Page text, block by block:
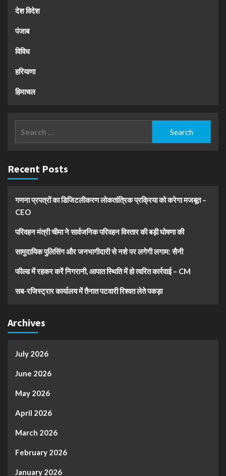
देश विदेश
पंजाब
विविध
हरियाणा
हिमाचल
Recent Posts
गणना प्रपत्रों का डिजिटलीकरण लोकतांत्रिक प्रक्रिया को करेगा मजबूत –
CEO
परिवहन मंत्री चीमा ने सार्वजनिक परिवहन विस्तार की बड़ी घोषणा की
सामुदायिक पुलिसिंग और जनभागीदारी से नशे पर लगेगी लगाम: सैनी
फील्ड में रहकर करें निगरानी, आपात स्थिति में हो त्वरित कार्रवाई – CM
सब-रजिस्ट्रार कार्यालय में तैनात पटवारी रिश्वत लेते पकड़ा
Archives
July 2026
June 2026
May 2026
April 2026
March 2026
February 2026
January 2026